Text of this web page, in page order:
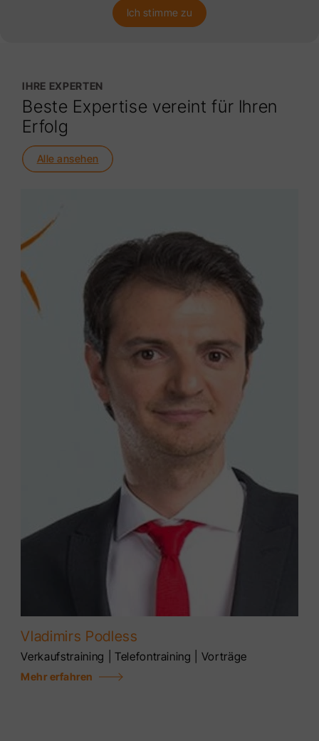
Ich stimme zu
IHRE EXPERTEN
Beste Expertise vereint für Ihren
Erfolg
Alle ansehen
Vladimirs Podless
Verkaufstraining | Telefontraining | Vorträge
Mehr erfahren